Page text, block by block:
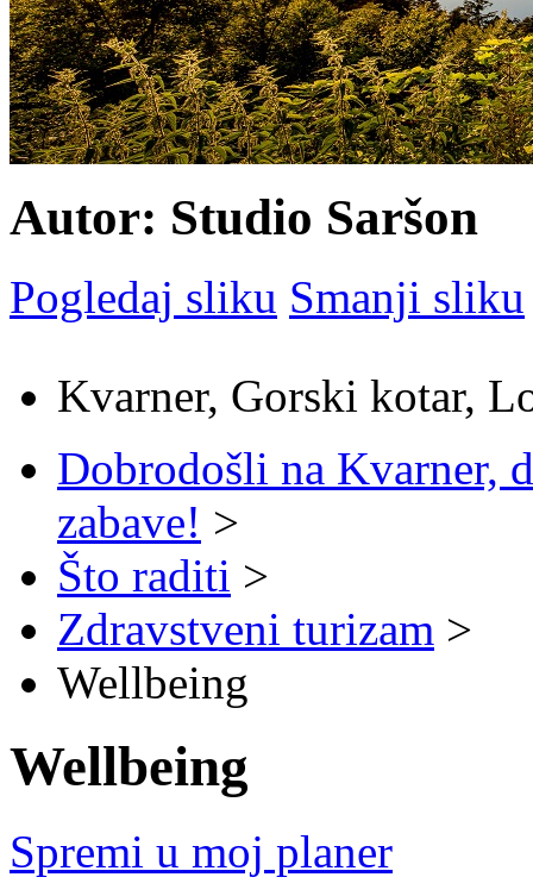
Autor: Studio Saršon
Pogledaj sliku Smanji sliku
Kvarner, Gorski kotar,
Dobrodošli na Kvarner,
zabave! >
Što raditi >
Zdravstveni turizam >
Wellbeing
Wellbeing
Spremi u moj planer